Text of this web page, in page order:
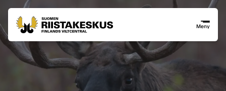
Siirry sisältöön
Siirry sivustokarttaan
Meny